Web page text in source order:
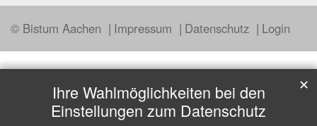
© Bistum Aachen Impressum Datenschutz Login
Ihre Wahlmöglichkeiten bei den
Einstellungen zum Datenschutz
✕